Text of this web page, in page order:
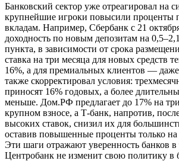
Банковский сектор уже отреагировал на
крупнейшие игроки повысили проценты
вкладам. Например, Сбербанк с 21
доходность по новым депозитам на
пункта, в зависимости от срока
ставка на три месяца для новых средств
16%, а для премиальных клиентов —
также скорректировал условия:
приносят 16% годовых, а более
меньше. Дом.РФ предлагает до 17% на
крупном взносе, а Т-банк, напротив,
высоких ставок, снизил их для
оставив повышенные проценты только
Эти шаги отражают уверенность банков в
Центробанк не изменит свою политику в